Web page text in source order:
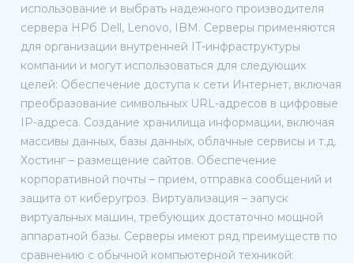
использование и выбрать надежного производителя
сервера HPб Dell, Lenovo, IBM. Серверы применяются
для организации внутренней IT-инфраструктуры
компании и могут использоваться для следующих
целей: Обеспечение доступа к сети Интернет, включая
преобразование символьных URL-адресов в цифровые
IP-адреса. Создание хранилища информации, включая
массивы данных, базы данных, облачные сервисы и т.д.
Хостинг – размещение сайтов. Обеспечение
корпоративной почты – прием, отправка сообщений и
защита от киберугроз. Виртуализация – запуск
виртуальных машин, требующих достаточно мощной
аппаратной базы. Серверы имеют ряд преимуществ по
сравнению с обычной компьютерной техникой: